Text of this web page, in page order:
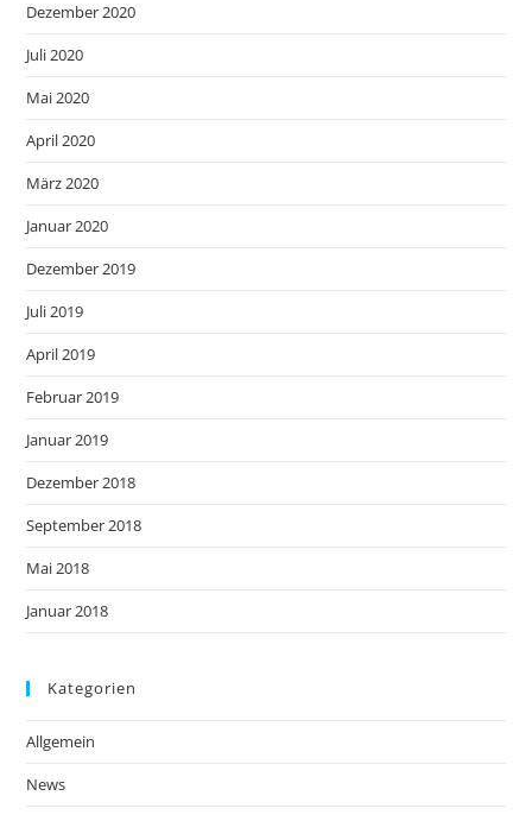
Dezember 2020
Juli 2020
Mai 2020
April 2020
März 2020
Januar 2020
Dezember 2019
Juli 2019
April 2019
Februar 2019
Januar 2019
Dezember 2018
September 2018
Mai 2018
Januar 2018
Kategorien
Allgemein
News